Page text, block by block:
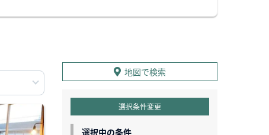
地図で検索
選択条件変更
選択中の条件